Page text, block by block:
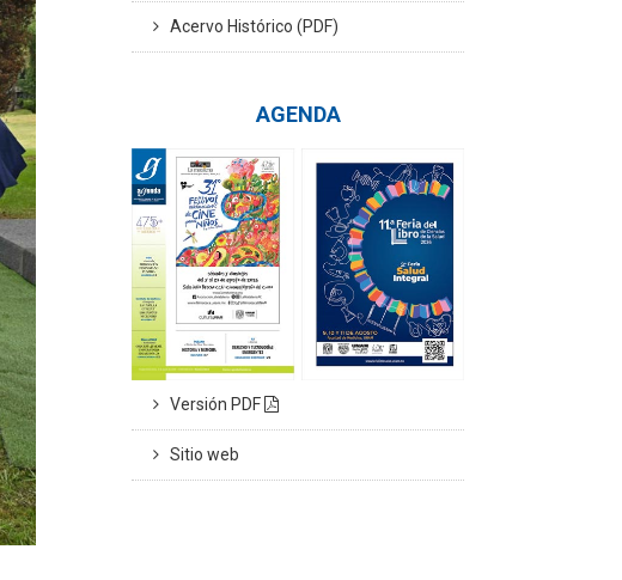
Acervo Histórico (PDF)
AGENDA
Versión PDF
Sitio web